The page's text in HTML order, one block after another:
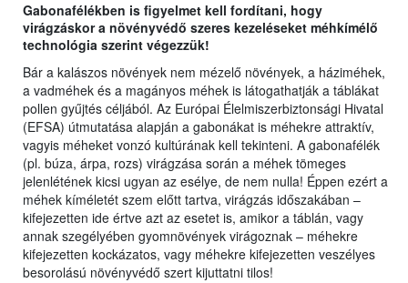
Gabonafélékben is figyelmet kell fordítani, hogy
virágzáskor a növényvédő szeres kezeléseket méhkímélő
technológia szerint végezzük!
Bár a kalászos növények nem mézelő növények, a háziméhek,
a vadméhek és a magányos méhek is látogathatják a táblákat
pollen gyűjtés céljából. Az Európai Élelmiszerbiztonsági Hivatal
(EFSA) útmutatása alapján a gabonákat is méhekre attraktív,
vagyis méheket vonzó kultúrának kell tekinteni. A gabonafélék
(pl. búza, árpa, rozs) virágzása során a méhek tömeges
jelenlétének kicsi ugyan az esélye, de nem nulla! Éppen ezért a
méhek kíméletét szem előtt tartva, virágzás időszakában –
kifejezetten ide értve azt az esetet is, amikor a táblán, vagy
annak szegélyében gyomnövények virágoznak – méhekre
kifejezetten kockázatos, vagy méhekre kifejezetten veszélyes
besorolású növényvédő szert kijuttatni tilos!